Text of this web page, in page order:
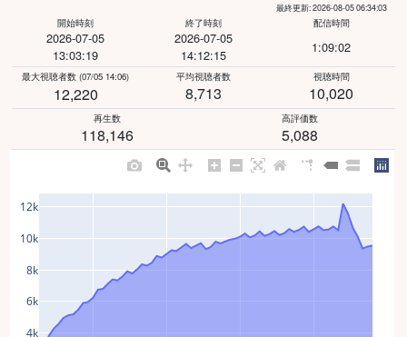
最終更新: 2026-08-05 06:34:03
開始時刻
2026-07-05
13:03:19
終了時刻
2026-07-05
14:12:15
配信時間
1:09:02
最大視聴者数 (07/05 14:06)
12,220
平均視聴者数
8,713
視聴時間
10,020
再生数
118,146
高評価数
5,088
4k
6k
8k
10k
12k